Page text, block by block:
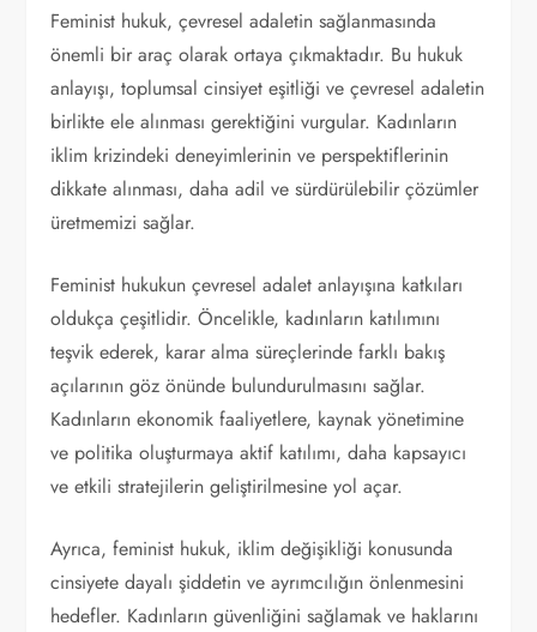
Feminist hukuk, çevresel adaletin sağlanmasında
önemli bir araç olarak ortaya çıkmaktadır. Bu hukuk
anlayışı, toplumsal cinsiyet eşitliği ve çevresel adaletin
birlikte ele alınması gerektiğini vurgular. Kadınların
iklim krizindeki deneyimlerinin ve perspektiflerinin
dikkate alınması, daha adil ve sürdürülebilir çözümler
üretmemizi sağlar.
Feminist hukukun çevresel adalet anlayışına katkıları
oldukça çeşitlidir. Öncelikle, kadınların katılımını
teşvik ederek, karar alma süreçlerinde farklı bakış
açılarının göz önünde bulundurulmasını sağlar.
Kadınların ekonomik faaliyetlere, kaynak yönetimine
ve politika oluşturmaya aktif katılımı, daha kapsayıcı
ve etkili stratejilerin geliştirilmesine yol açar.
Ayrıca, feminist hukuk, iklim değişikliği konusunda
cinsiyete dayalı şiddetin ve ayrımcılığın önlenmesini
hedefler. Kadınların güvenliğini sağlamak ve haklarını